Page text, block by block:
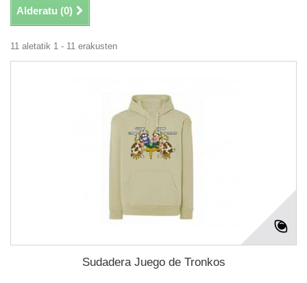
Alderatu (0)
11 aletatik 1 - 11 erakusten
Sudadera Juego de Tronkos